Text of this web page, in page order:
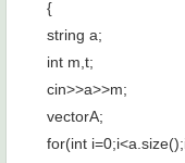
{
string a;
int m,t;
cin>>a>>m;
vectorA;
for(int